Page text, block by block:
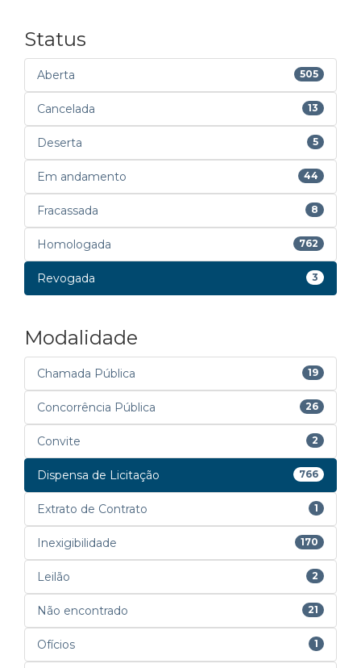
Status
Aberta 505
Cancelada 13
Deserta 5
Em andamento 44
Fracassada 8
Homologada 762
Revogada 3
Modalidade
Chamada Pública 19
Concorrência Pública 26
Convite 2
Dispensa de Licitação 766
Extrato de Contrato 1
Inexigibilidade 170
Leilão 2
Não encontrado 21
Ofícios 1